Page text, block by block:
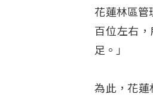
花蓮林區管
百位左右
足。」
為此，花蓮